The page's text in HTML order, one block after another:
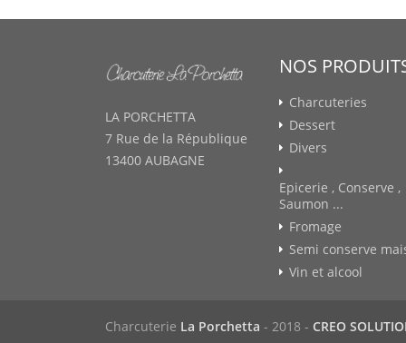
LA PORCHETTA
7 Rue de la République
13400 AUBAGNE
NOS
Charcuteries
Dessert
Divers
Epicerie , Conserve ,
Saumon ...
Fromage
Semi conserve
Vin et alcool
Charcuterie La Porchetta - 2018 - CREO